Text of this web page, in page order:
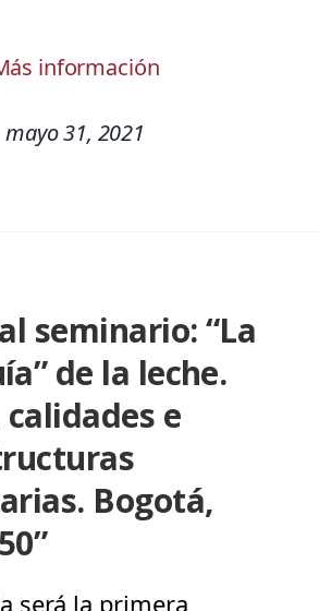
información
mayo 31, 2021
seminario: “La
de la leche.
calidades e
Bogotá,
será la primera